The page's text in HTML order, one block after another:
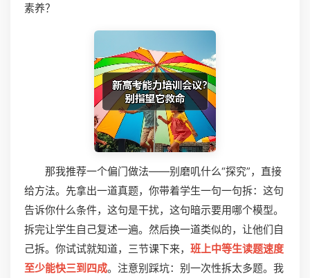
素养？
那我推荐一个偏门做法——别磨叽什么“探究”，直接
给方法。先拿出一道真题，你带着学生一句一句拆：这句
告诉你什么条件，这句是干扰，这句暗示要用哪个模型。
拆完让学生自己复述一遍。然后换一道类似的，让他们自
己拆。你试试就知道，三节课下来， 班上中等生读题速度
至少能快三到四成。注意别踩坑：别一次性拆太多题。我